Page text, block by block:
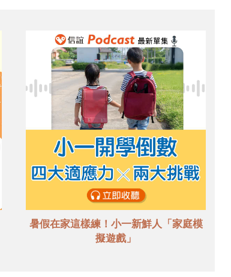
暑假在家這樣練！小一新鮮人「家庭模
擬遊戲」